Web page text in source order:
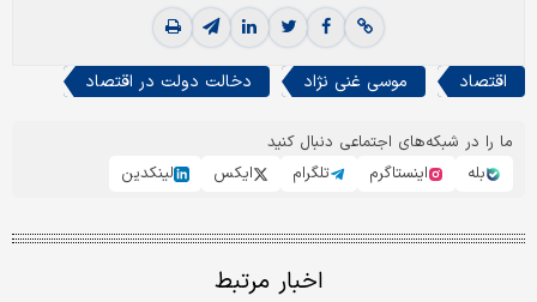
اقتصاد موسی غنی نژاد دخالت دولت در اقتصاد
ما را در شبکه‌های اجتماعی دنبال کنید
بله
اینستاگرم تلگرام ایکس لینکدین
اخبار مرتبط